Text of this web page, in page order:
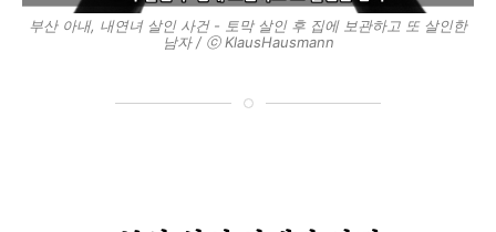
부산 아내, 내연녀 살인 사건 - 토막 살인 후 집에 보관하고 또 살인한
남자 / ⓒ KlausHausmann